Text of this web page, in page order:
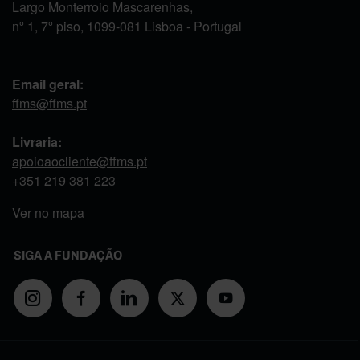
Largo Monterroio Mascarenhas,
nº 1, 7º piso, 1099-081 Lisboa - Portugal
Email geral:
ffms@ffms.pt
Livraria:
apoioaocliente@ffms.pt
+351 219 381 223
Ver no mapa
SIGA A FUNDAÇÃO